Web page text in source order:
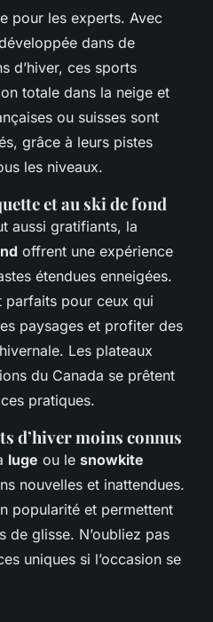
pour les experts. Avec
dans de
d’hiver, ces sports
totale dans la neige et
ou suisses sont
grâce à leurs pistes
les niveaux.
et au ski de fond
aussi gratifiants, la
offrent une expérience
étendues enneigées.
parfaits pour ceux qui
paysages et profiter des
Les plateaux
du Canada se prêtent
pratiques.
d’hiver moins connus
luge ou le snowkite
nouvelles et inattendues.
popularité et permettent
de glisse. N’oubliez pas
uniques si l’occasion se